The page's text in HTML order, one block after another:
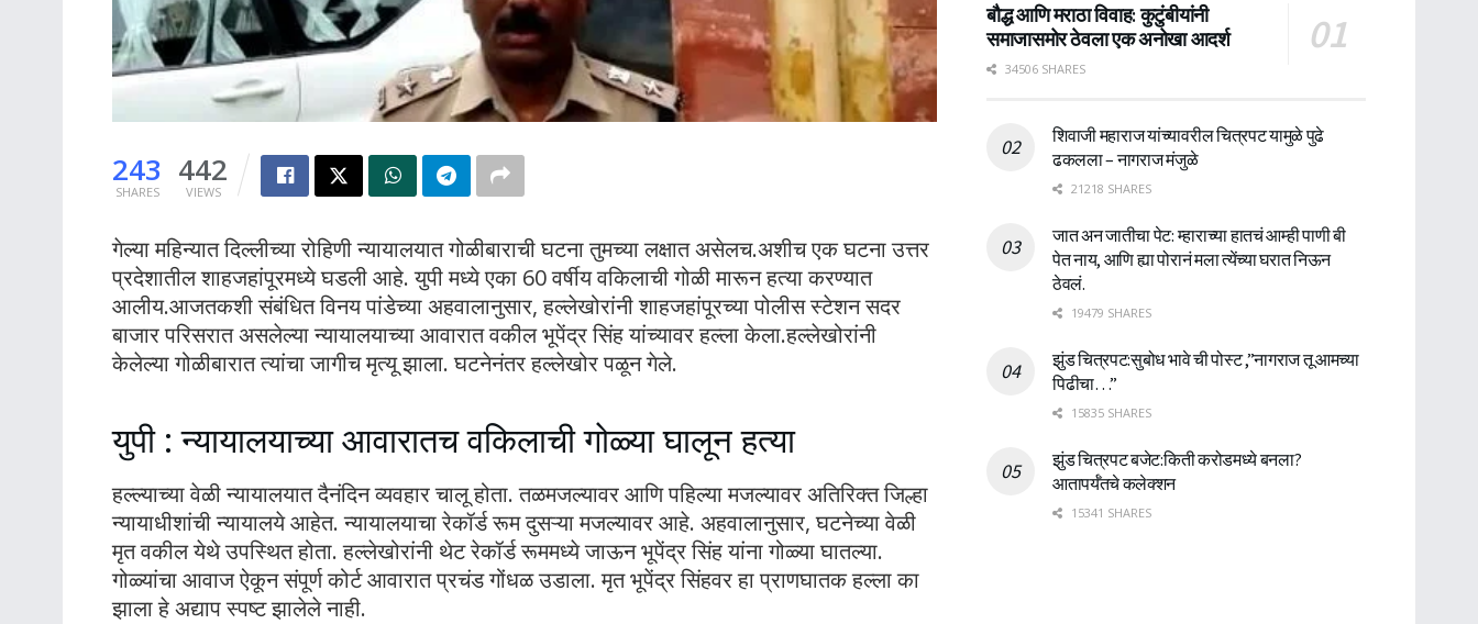
243
SHARES
442
VIEWS
गेल्या महिन्यात दिल्लीच्या रोहिणी न्यायालयात गोळीबाराची घटना तुमच्या लक्षात असेलच.अशीच एक घटना उत्तर
प्रदेशातील शाहजहांपूरमध्ये घडली आहे. युपी मध्ये एका 60 वर्षीय वकिलाची गोळी मारून हत्या करण्यात
आलीय.आजतकशी संबंधित विनय पांडेच्या अहवालानुसार, हल्लेखोरांनी शाहजहांपूरच्या पोलीस स्टेशन सदर
बाजार परिसरात असलेल्या न्यायालयाच्या आवारात वकील भूपेंद्र सिंह यांच्यावर हल्ला केला.हल्लेखोरांनी
केलेल्या गोळीबारात त्यांचा जागीच मृत्यू झाला. घटनेनंतर हल्लेखोर पळून गेले.
युपी : न्यायालयाच्या आवारातच वकिलाची गोळ्या घालून हत्या
हल्ल्याच्या वेळी न्यायालयात दैनंदिन व्यवहार चालू होता. तळमजल्यावर आणि पहिल्या मजल्यावर अतिरिक्त जिल्हा
न्यायाधीशांची न्यायालये आहेत. न्यायालयाचा रेकॉर्ड रूम दुसऱ्या मजल्यावर आहे. अहवालानुसार, घटनेच्या वेळी
मृत वकील येथे उपस्थित होता. हल्लेखोरांनी थेट रेकॉर्ड रूममध्ये जाऊन भूपेंद्र सिंह यांना गोळ्या घातल्या.
गोळ्यांचा आवाज ऐकून संपूर्ण कोर्ट आवारात प्रचंड गोंधळ उडाला. मृत भूपेंद्र सिंहवर हा प्राणघातक हल्ला का
झाला हे अद्याप स्पष्ट झालेले नाही.
बौद्ध आणि मराठा विवाह: कुटुंबीयांनी
समाजासमोर ठेवला एक अनोखा आदर्श
34506 SHARES
शिवाजी महाराज यांच्यावरील चित्रपट यामुळे पुढे
ढकलला – नागराज मंजुळे
21218 SHARES
जात अन जातीचा पेट: म्हाराच्या हातचं आम्ही पाणी बी
पेत नाय, आणि ह्या पोरानं मला त्येंच्या घरात निऊन
ठेवलं.
19479 SHARES
झुंड चित्रपट:सुबोध भावे ची पोस्ट ,”नागराज तू आमच्या
पिढीचा…”
15835 SHARES
झुंड चित्रपट बजेट:किती करोडमध्ये बनला?
आतापर्यँतचे कलेक्शन
15341 SHARES